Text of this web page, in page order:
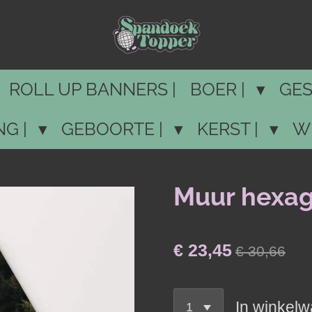
ROLL UP BANNERS | BOER |
| GEBOORTE | KERST |
Muur
€ 23,45 € 30,66
In